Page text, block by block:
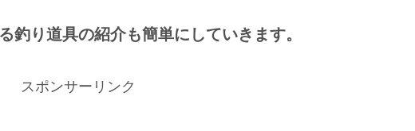
釣り道具の紹介も簡単にしていきます。
スポンサーリンク